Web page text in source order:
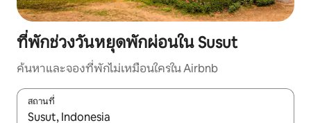
ที่พักช่วงวันหยุดพักผ่อนใน Susut
ค้นหาและจองที่พักไม่เหมือนใครใน Airbnb
สถานที่
ใช้ลูกศรขึ้นลง หรือใช้การสัมผัสหรือปัด เพื่อสำรวจผลการค้นหา